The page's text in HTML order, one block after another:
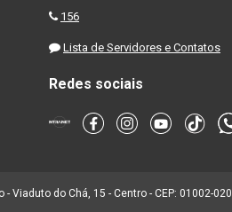
156
Lista de Servidores e Contatos
Redes sociais
Viaduto do Chá, 15 - Centro - CEP: 01002-020